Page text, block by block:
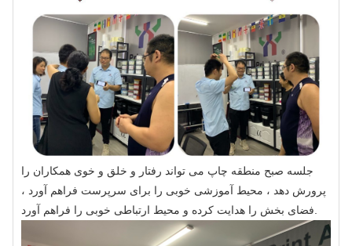
جلسه صبح منطقه چاپ می تواند رفتار و خلق و خوی همکاران را
پرورش دهد ، محیط آموزشی خوبی را برای سرپرست فراهم آورد ،